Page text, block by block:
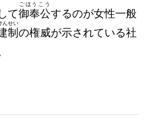
て御奉公
ごほうこう
するのが女性一般
制
んせい
の権威が示されている社